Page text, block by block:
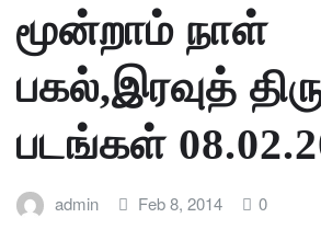
மூன்றாம் நாள்
பகல்,இரவுத்
படங்கள்
admin Feb 8, 2014 0